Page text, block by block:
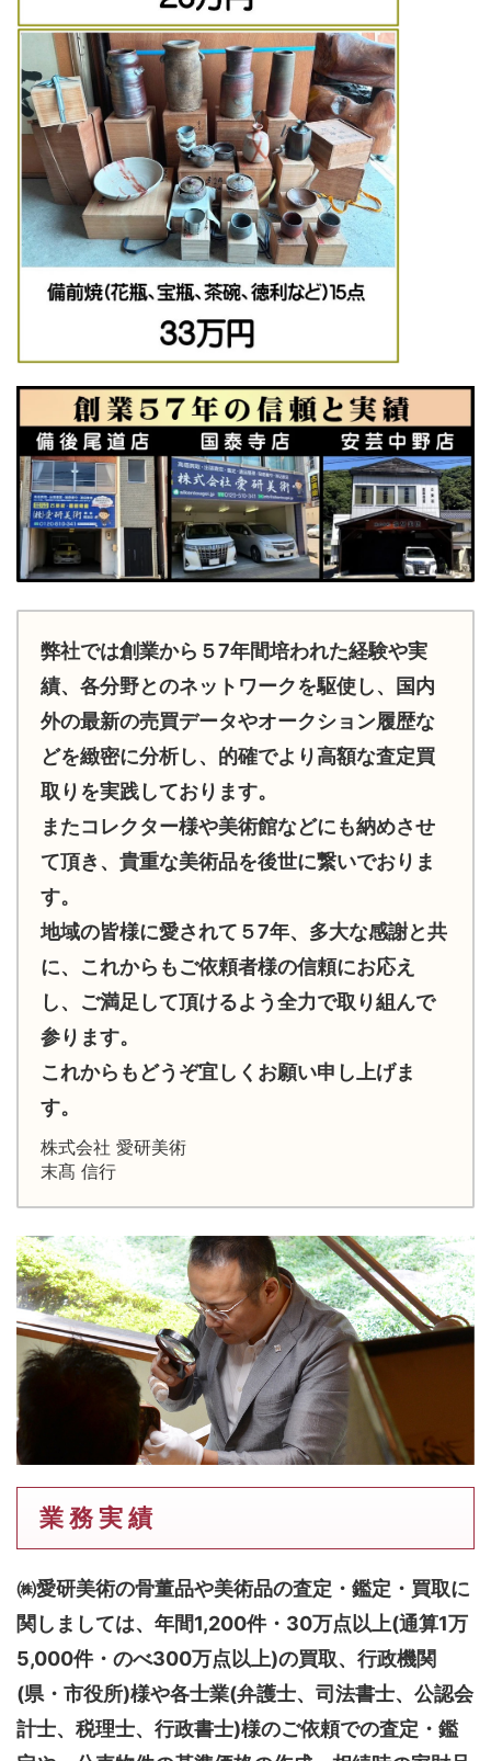
弊社では創業から５7年間培われた経験や実
績、各分野とのネットワークを駆使し、国内
外の最新の売買データやオークション履歴な
どを緻密に分析し、的確でより高額な査定買
取りを実践しております。
またコレクター様や美術館などにも納めさせ
て頂き、貴重な美術品を後世に繋いでおりま
す。
地域の皆様に愛されて５7年、多大な感謝と共
に、これからもご依頼者様の信頼にお応え
し、ご満足して頂けるよう全力で取り組んで
参ります。
これからもどうぞ宜しくお願い申し上げま
す。
株式会社 愛研美術
末髙 信行
業 務 実 績
㈱愛研美術の骨董品や美術品の査定・鑑定・買取に
関しましては、 年間1,200件・30万点以上(通算1万
5,000件・のべ300万点以上)の買取、行政機関
(県・市役所)様や各士業(弁護士、司法書士、公認会
計士、税理士、行政書士)様のご依頼での査定・鑑